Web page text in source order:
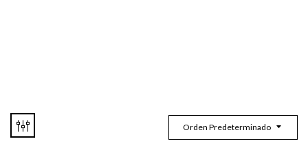
Orden Predeterminado